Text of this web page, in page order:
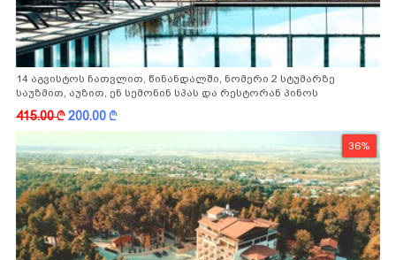
14 აგვისტოს ჩათვლით, წინანდალში, ნომერი 2 სტუმარზე
საუზმით, აუზით, ენ სემონინ სპას და რესტორან პინოს
415.00k200.00k
36%